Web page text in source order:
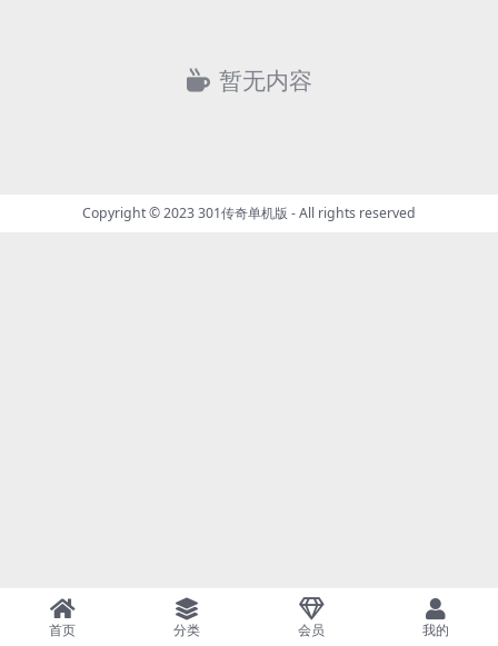
暂无内容
Copyright © 2023301传奇单机版 - All rights reserved
首页 分类 会员 我的